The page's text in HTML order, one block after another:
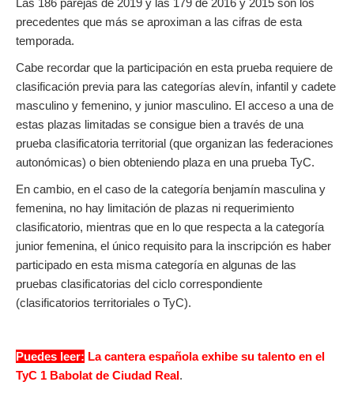
precedentes que más se aproximan a las cifras de esta
temporada.
Cabe recordar que la participación en esta prueba requiere de
clasificación previa para las categorías alevín, infantil y cadete
masculino y femenino, y junior masculino. El acceso a una de
estas plazas limitadas se consigue bien a través de una
prueba clasificatoria territorial (que organizan las federaciones
autonómicas) o bien obteniendo plaza en una prueba TyC.
En cambio, en el caso de la categoría benjamín masculina y
femenina, no hay limitación de plazas ni requerimiento
clasificatorio, mientras que en lo que respecta a la categoría
junior femenina, el único requisito para la inscripción es haber
participado en esta misma categoría en algunas de las
pruebas clasificatorias del ciclo correspondiente
(clasificatorios territoriales o TyC).
Puedes leer: La cantera española exhibe su talento en el
TyC 1 Babolat de Ciudad Real.